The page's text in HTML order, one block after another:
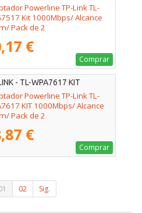
Powerline TP-Link TL-
Kit 1000Mbps/ Alcance
Pack de 2
€
Comprar
- TL-WPA7617 KIT
Powerline TP-Link TL-
KIT 1000Mbps/ Alcance
Pack de 2
€
Comprar
02 Sig.